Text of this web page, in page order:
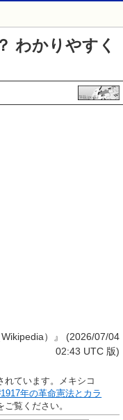
わかりやすく
）』 (2026/07/04
02:43 UTC 版)
れています。メキシコ
年の革命憲法とカラ
ご覧ください。